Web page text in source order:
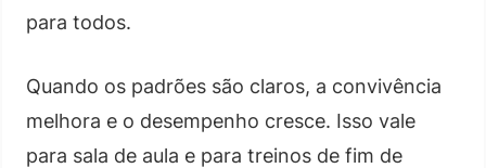
para todos.
Quando os padrões são claros, a convivência
melhora e o desempenho cresce. Isso vale
para sala de aula e para treinos de fim de